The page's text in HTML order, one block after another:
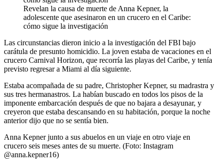
Revelan la causa de muerte de Anna Kepner, la
adolescente que asesinaron en un crucero en el Caribe:
cómo sigue la investigación
Las circunstancias dieron inicio a la investigación del FBI bajo
carátula de presunto homicidio. La joven estaba de vacaciones en el
crucero Carnival Horizon, que recorría las playas del Caribe, y tenía
previsto regresar a Miami al día siguiente.
Estaba acompañada de su padre, Christopher Kepner, su madrastra y
sus tres hermanastros. La habían buscado en todos los pisos de la
imponente embarcación después de que no bajara a desayunar, y
creyeron que estaba descansando en su habitación, porque la noche
anterior dijo que no se sentía bien.
Anna Kepner junto a sus abuelos en un viaje en otro viaje en
crucero seis meses antes de su muerte. (Foto: Instagram
@anna.kepner16)